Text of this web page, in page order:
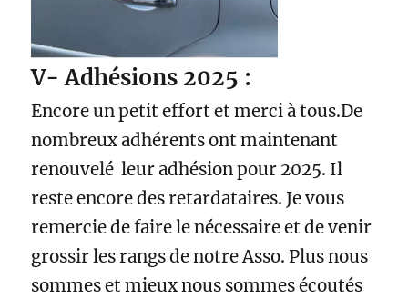
V- Adhésions 2025 :
Encore un petit effort et merci à tous.De
nombreux adhérents ont maintenant
renouvelé leur adhésion pour 2025. Il
reste encore des retardataires. Je vous
remercie de faire le nécessaire et de venir
grossir les rangs de notre Asso. Plus nous
sommes et mieux nous sommes écoutés